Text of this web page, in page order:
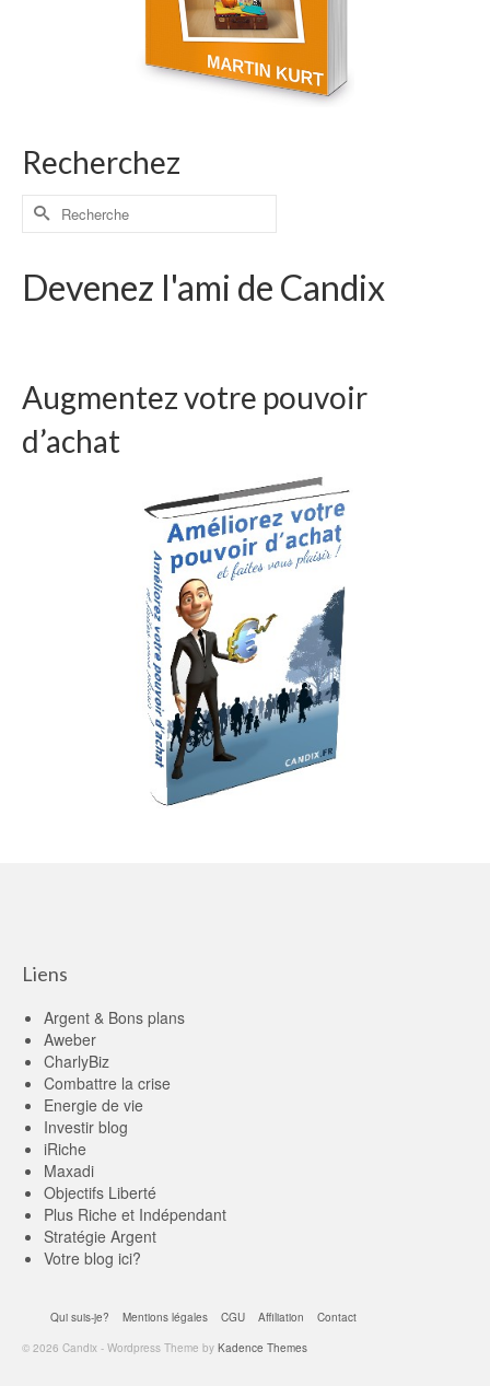
Recherchez
Devenez l'ami de Candix
Augmentez votre pouvoir
d’achat
Liens
Argent & Bons plans
Aweber
CharlyBiz
Combattre la crise
Energie de vie
Investir blog
iRiche
Maxadi
Objectifs Liberté
Plus Riche et Indépendant
Stratégie Argent
Votre blog ici?
Qui suis-je? Mentions légales CGU Affiliation
Contact
© 2026 Candix - Wordpress Theme by Kadence Themes